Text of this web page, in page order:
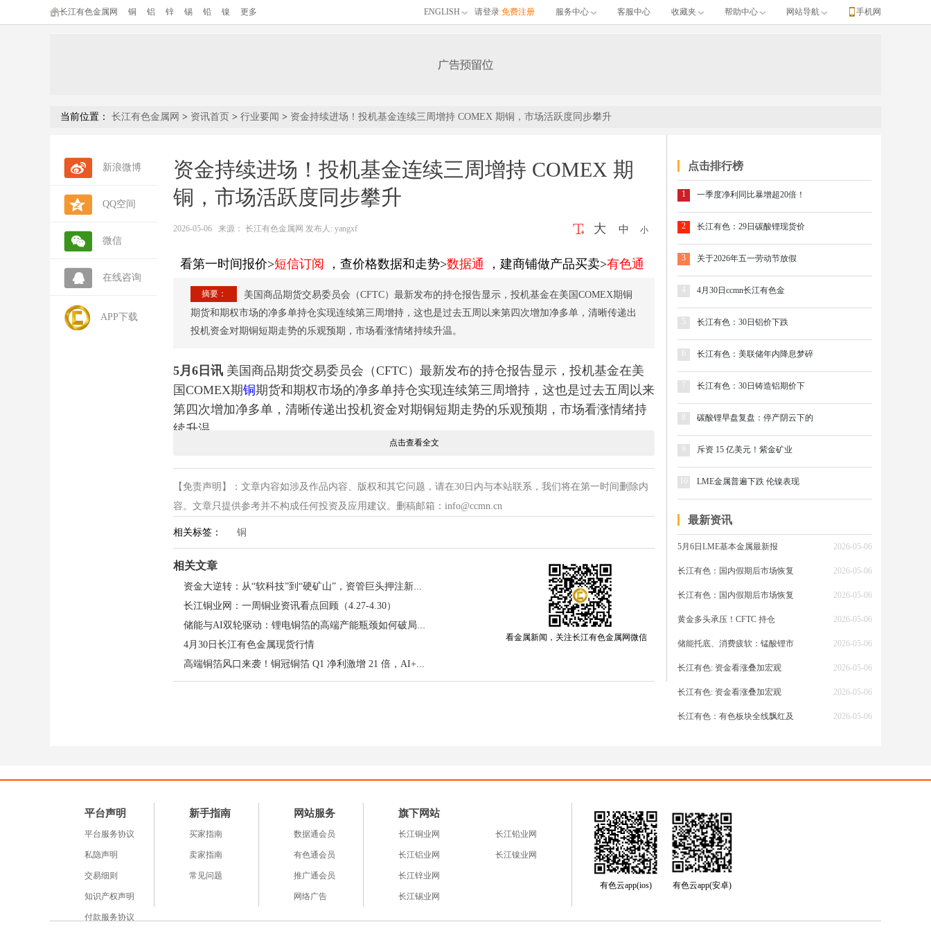
长江有色金属网 铜 铝 锌 锡 铅 镍 更多 ENGLISH 请登录 免费注册 服务中心 客服中心 收藏夹 帮助中心 网站导航 手机网
当前位置： 长江有色金属网 > 资讯首页 > 行业要闻 > 资金持续进场！投机基金连续三周增持 COMEX 期铜，市场活跃度同步攀升
新浪微博
QQ空间
微信
在线咨询
APP下载
资金持续进场！投机基金连续三周增持 COMEX 期
铜，市场活跃度同步攀升
2026-05-06 来源： 长江有色金属网 发布人: yangxf 大 中 小
看第一时间报价>短信订阅 ，查价格数据和走势>数据通 ，建商铺做产品买卖>有色通
摘要：
美国商品期货交易委员会（CFTC）最新发布的持仓报告显示，投机基金在美国COMEX期铜
期货和期权市场的净多单持仓实现连续第三周增持，这也是过去五周以来第四次增加净多单，清晰传递出
投机资金对期铜短期走势的乐观预期，市场看涨情绪持续升温。
5月6日讯 美国商品期货交易委员会（CFTC）最新发布的持仓报告显示，投机基金在美
国COMEX期铜期货和期权市场的净多单持仓实现连续第三周增持，这也是过去五周以来
第四次增加净多单，清晰传递出投机资金对期铜短期走势的乐观预期，市场看涨情绪持
续升温。
具体数据显示，截至4月28日当周，投机基金在COMEX铜期货和期权市场持有净多单
60,796手，较前一周增加1,664手，增幅达3%。值得关注的是，前一周投机基金已净买入
6,995手，连续三周的持续加仓动作，凸显出资金对期铜多头头寸的布局力度持续加大，
做多意愿较为坚定。
从多空持仓明细来看，多单与空单的变动呈现“一多一空”的正向格局，进一步推动净多
单规模扩大。其中，基金持有多单数量为75,914手，较一周前增长1,557手，多头资金持
续入场、布局意愿强烈；与此同时，空单持仓量则从前期水平减少107手，至15,118手，
空头力量有所收缩，多空博弈中多头占据明显优势。
经济预期及市场流动性等因素密切相关。作为工业金属的核心品种，铜需求端受益于全
步强化了市场对
的看涨预期。同时，当前市场对美联储货币政策调整的预期，也为
投机资金布局期铜提供了支撑。此次连续三周增持释放出明确的市场信号，短期内期铜
价格或继续获得资金面支撑，但长期走势仍需结合供需基本面、地缘政治风险等多重因
素综合判断。值得注意的是，CFTC的COT持仓报告仅反映过往持仓结构，无法直接预测
价格走势，需理性看待资金变动信号。
点击查看全文
【免责声明】：文章内容如涉及作品内容、版权和其它问题，请在30日内与本站联系，我们将在第一时间删除内
容。文章只提供参考并不构成任何投资及应用建议。删稿邮箱：info@ccmn.cn
相关标签： 铜
相关文章
资金大逆转：从“软科技”到“硬矿山”，资管巨头押注新超级周期
长江铜业网：一周铜业资讯看点回顾（4.27-4.30）
储能与AI双轮驱动：锂电铜箔的高端产能瓶颈如何破局？
4月30日长江有色金属现货行情
高端铜箔风口来袭！铜冠铜箔 Q1 净利激增 21 倍，AI+5G 需求成核心引擎
看金属新闻，关注长江有色金属网微信
点击排行榜
1 一季度净利同比暴增超20倍！
2 长江有色：29日碳酸锂现货价
3 关于2026年五一劳动节放假
4 4月30日ccmn长江有色金
5 长江有色：30日铝价下跌
长江有色：美联储年内降息梦碎
7 长江有色：30日铸造铝期价下
碳酸锂早盘复盘：停产阴云下的
斥资 15 亿美元！紫金矿业
LME金属普遍下跌 伦镍表现
最新资讯
5月6日LME基本金属最新报 2026-05-06
长江有色：国内假期后市场恢复 2026-05-06
长江有色：国内假期后市场恢复 2026-05-06
黄金多头承压！CFTC 持仓 2026-05-06
储能托底、消费疲软：锰酸锂市 2026-05-06
长江有色: 资金看涨叠加宏观 2026-05-06
长江有色: 资金看涨叠加宏观 2026-05-06
长江有色：有色板块全线飘红及 2026-05-06
平台声明
平台服务协议
私隐声明
交易细则
知识产权声明
付款服务协议
新手指南
买家指南
卖家指南
常见问题
网站服务
数据通会员
有色通会员
推广通会员
网络广告
旗下网站
长江铜业网
长江铝业网
长江锌业网
长江锡业网
长江铅业网
长江镍业网
有色云app(ios) 有色云app(安卓)